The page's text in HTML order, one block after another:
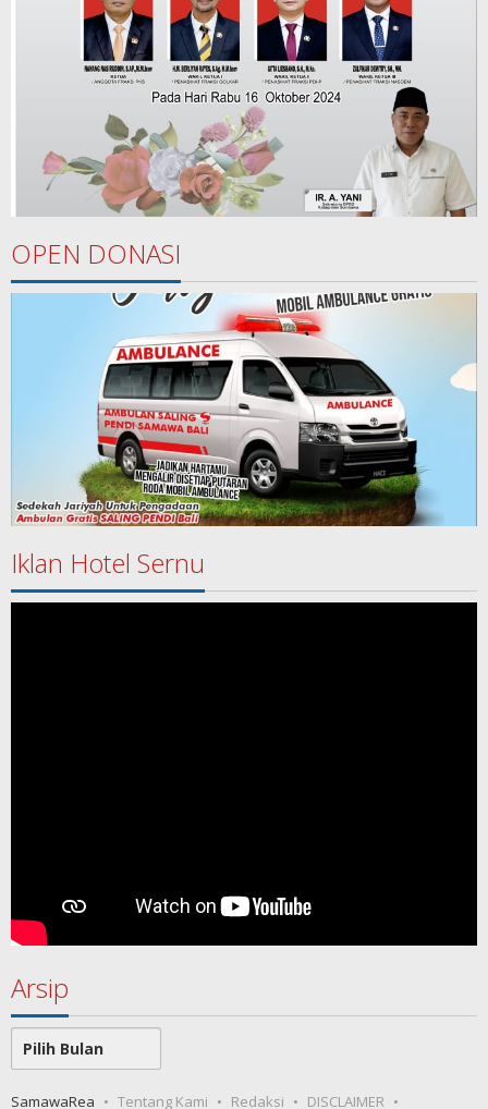
OPEN DONASI
Iklan Hotel Sernu
Arsip
Arsip
SamawaRea Tentang Kami Redaksi DISCLAIMER